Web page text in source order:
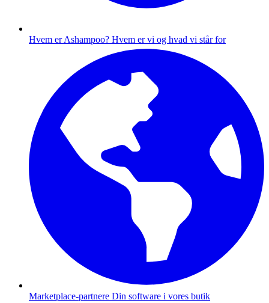
Hvem er Ashampoo? Hvem er vi og hvad vi står for
Marketplace-partnere Din software i vores butik